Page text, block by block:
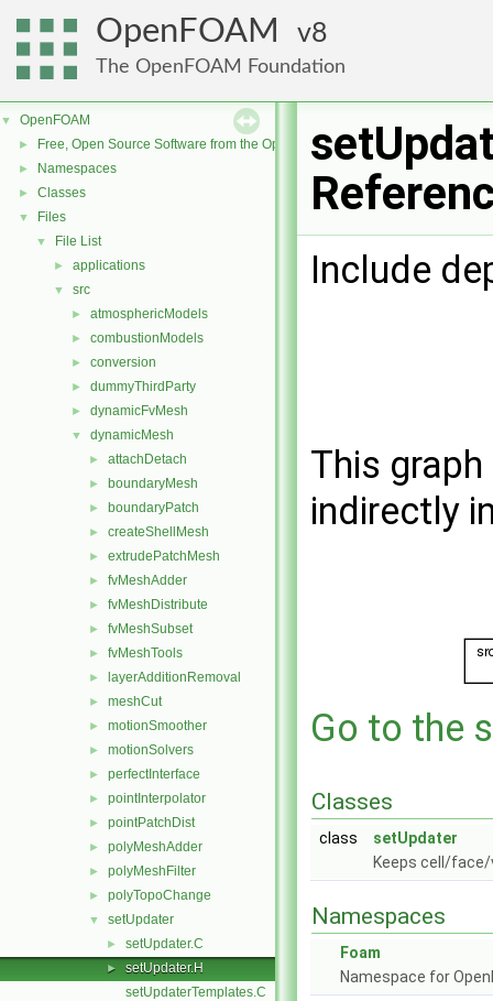
OpenFOAM 8
The OpenFOAM Foundation
▼ OpenFOAM
► Free, Open Source Software from the OpenFOAM Foundation
► Namespaces
► Classes
▼ Files
▼ File List
► applications
▼ src
► atmosphericModels
► combustionModels
► conversion
► dummyThirdParty
► dynamicFvMesh
▼ dynamicMesh
► attachDetach
► boundaryMesh
► boundaryPatch
► createShellMesh
► extrudePatchMesh
► fvMeshAdder
► fvMeshDistribute
► fvMeshSubset
► fvMeshTools
► layerAdditionRemoval
► meshCut
► motionSmoother
► motionSolvers
► perfectInterface
► pointInterpolator
► pointPatchDist
► polyMeshAdder
► polyMeshFilter
► polyTopoChange
▼ setUpdater
► setUpdater.C
►
setUpdater.H
setUpdaterTemplates.C
Include
This
indirectly
Go to the
Classes
class
setUpdater
Keeps cell/
Namespaces
Foam
Namespace for